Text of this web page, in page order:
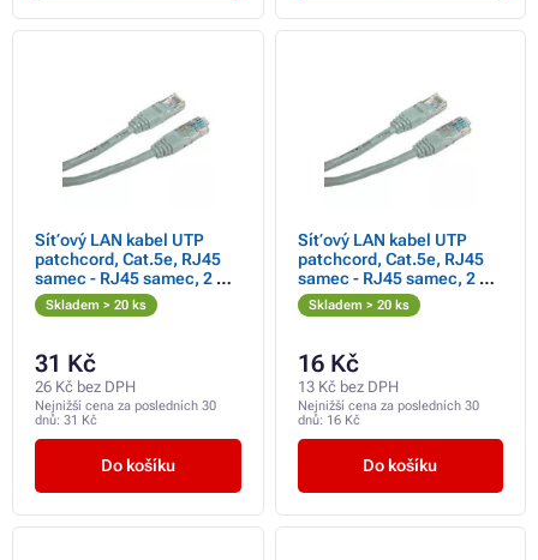
Síťový LAN kabel UTP
patchcord, Cat.5e, RJ45
samec - RJ45 samec, 2 m,
nestíněný, šedý, Logo
blistr, DOPRODEJ
Skladem > 20 ks
31 Kč
26 Kč bez DPH
Nejnižší cena za posledních 30
dnů: 31 Kč
Do košíku
Síťový LAN kabel UTP
patchcord, Cat.5e, RJ45
samec - RJ45 samec, 2 m,
nestíněný, šedý, economy,
DOPRODEJ
Skladem > 20 ks
16 Kč
13 Kč bez DPH
Nejnižší cena za posledních 30
dnů: 16 Kč
Do košíku